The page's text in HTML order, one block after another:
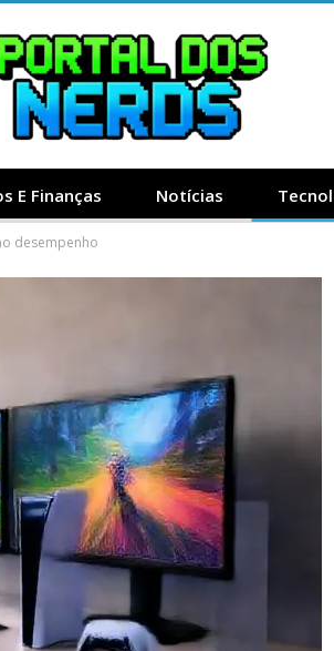
E Finanças Notícias
desempenho